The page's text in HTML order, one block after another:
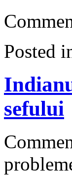
Posted
sefului